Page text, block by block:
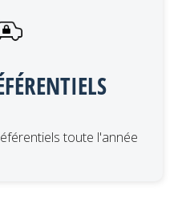
toute l'année